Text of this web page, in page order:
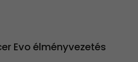
Evo élményvezetés